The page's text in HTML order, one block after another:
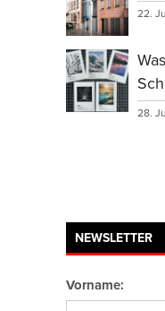
22.
28.
NEWSLETTER
Vorname: